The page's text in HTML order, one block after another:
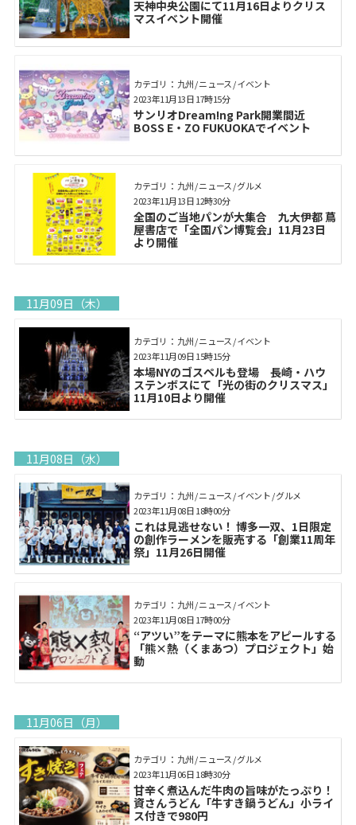
天神中央公園にて11月16日よりクリス
マスイベント開催
カテゴリ： 九州 / ニュース / イベント
サンリオDream!ng Park開業間近
BOSS E・ZO FUKUOKAでイベント
2023年11月13日 17時15分
カテゴリ： 九州 / ニュース / グルメ
全国のご当地パンが大集合 九大伊都 蔦
屋書店で「全国パン博覧会」11月23日
より開催
2023年11月13日 12時30分
11月09日（木）
カテゴリ： 九州 / ニュース / イベント
本場NYのゴスペルも登場 長崎・ハウ
ステンボスにて「光の街のクリスマス」
11月10日より開催
2023年11月09日 15時15分
11月08日（水）
カテゴリ： 九州 / ニュース / イベント / グルメ
これは見逃せない！ 博多一双、1日限定
の創作ラーメンを販売する「創業11周年
祭」11月26日開催
2023年11月08日 18時00分
カテゴリ： 九州 / ニュース / イベント
“アツい”をテーマに熊本をアピールする
「熊×熱（くまあつ）プロジェクト」始
動
2023年11月08日 17時00分
11月06日（月）
カテゴリ： 九州 / ニュース / グルメ
甘辛く煮込んだ牛肉の旨味がたっぷり！
資さんうどん「牛すき鍋うどん」小ライ
ス付きで980円
2023年11月06日 18時30分